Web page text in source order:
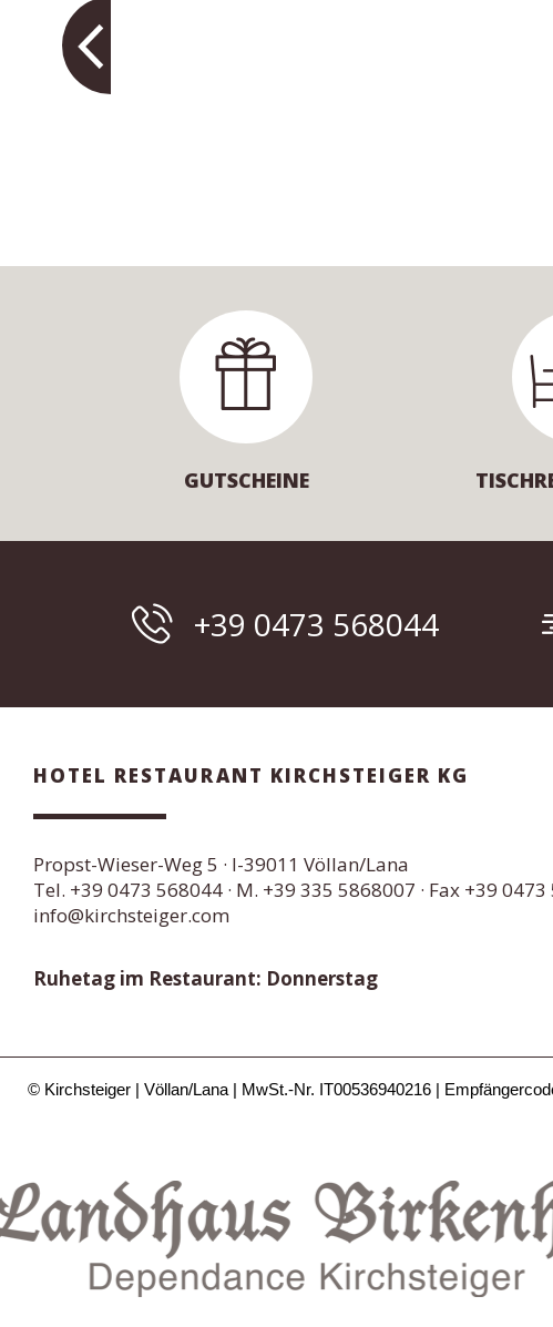
GUTSCHEINE
+39 0473 568044
HOTEL RESTAURANT KIRCHSTEIGER KG
Propst-Wieser-Weg 5 · I-39011 Völlan/Lana
Tel. +39 0473 568044 · M. +39 335 5868007 · Fax +39
info@kirchsteiger.com
Ruhetag im Restaurant: Donnerstag
© Kirchsteiger Völlan/Lana MwSt.-Nr. IT00536940216